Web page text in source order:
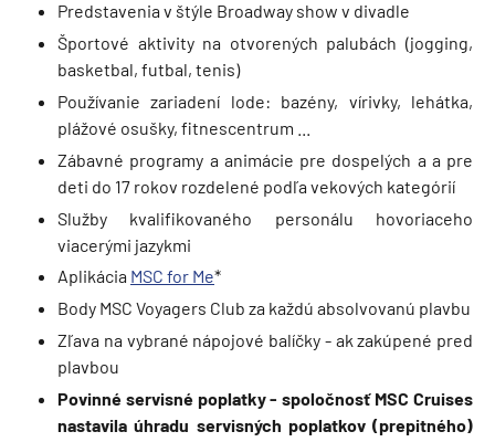
Predstavenia v štýle Broadway show v divadle
Športové aktivity na otvorených palubách (jogging,
basketbal, futbal, tenis)
Používanie zariadení lode: bazény, vírivky, lehátka,
plážové osušky, fitnescentrum ...
Zábavné programy a animácie pre dospelých a a pre
deti do 17 rokov rozdelené podľa vekových kategórií
Služby kvalifikovaného personálu hovoriaceho
viacerými jazykmi
Aplikácia MSC for Me*
Body MSC Voyagers Club za každú absolvovanú plavbu
Zľava na vybrané nápojové balíčky - ak zakúpené pred
plavbou
Povinné servisné poplatky - spoločnosť MSC Cruises
nastavila úhradu servisných poplatkov (prepitného)